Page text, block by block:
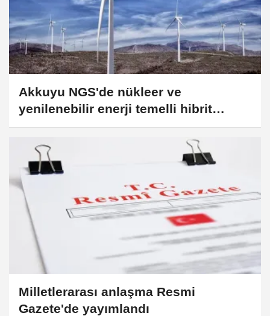
Akkuyu NGS'de nükleer ve
yenilenebilir enerji temelli hibrit
çözümler gündemde
Milletlerarası anlaşma Resmi
Gazete'de yayımlandı